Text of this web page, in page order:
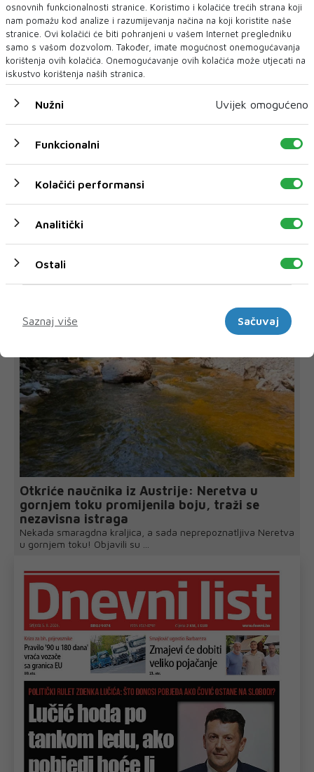
ostalog, poručile kako im je ogromna čast
igrati na „Mostarskoj liski“.
Ovogodišnji stručni žiri čine Emir
Hadžihafizbegović, Miroslav Momčilović i Maja
Lasić.
17. svibnja, premijernom izvedbom predstave
Otkriće naučnika iz Austrije: Neretva u
gornjem toku promijenila boju, traži se
nezavisna istraga
Nekada smaragdna kraljica, a sada neprepoznatljiva Neretva
u gornjem toku! Objavili su ...
osnovnih funkcionalnosti stranice. Koristimo i kolačiće trećih strana koji
nam pomažu kod analize i razumijevanja načina na koji koristite naše
stranice. Ovi kolačići će biti pohranjeni u vašem Internet pregledniku
samo s vašom dozvolom. Također, imate mogućnost onemogućavanja
korištenja ovih kolačića. Onemogućavanje ovih kolačića može utjecati na
iskustvo korištenja naših stranica.
Nužni Uvijek omogućeno
Funkcionalni
Kolačići performansi
Analitički
Ostali
Saznaj više
Sačuvaj